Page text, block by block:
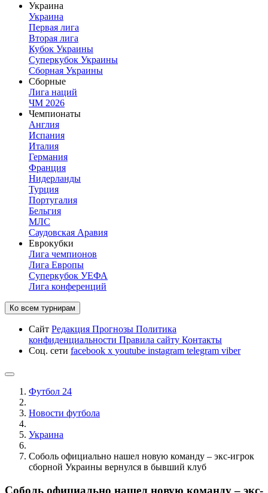
Украина
Украина
Первая лига
Вторая лига
Кубок Украины
Суперкубок Украины
Сборная Украины
Сборные
Лига наций
ЧМ 2026
Чемпионаты
Англия
Испания
Италия
Германия
Франция
Нидерланды
Турция
Португалия
Бельгия
МЛС
Саудовская Аравия
Еврокубки
Лига чемпионов
Лига Европы
Суперкубок УЕФА
Лига конференций
Ко всем турнирам
Сайт Редакция Прогнозы Политика
конфиденциальности Правила сайту Контакты
Соц. сети facebook x youtube instagram telegram viber
Футбол 24
Новости футбола
Украина
Соболь официально нашел новую команду – экс-игрок
сборной Украины вернулся в бывший клуб
Соболь официально нашел новую команду – экс-